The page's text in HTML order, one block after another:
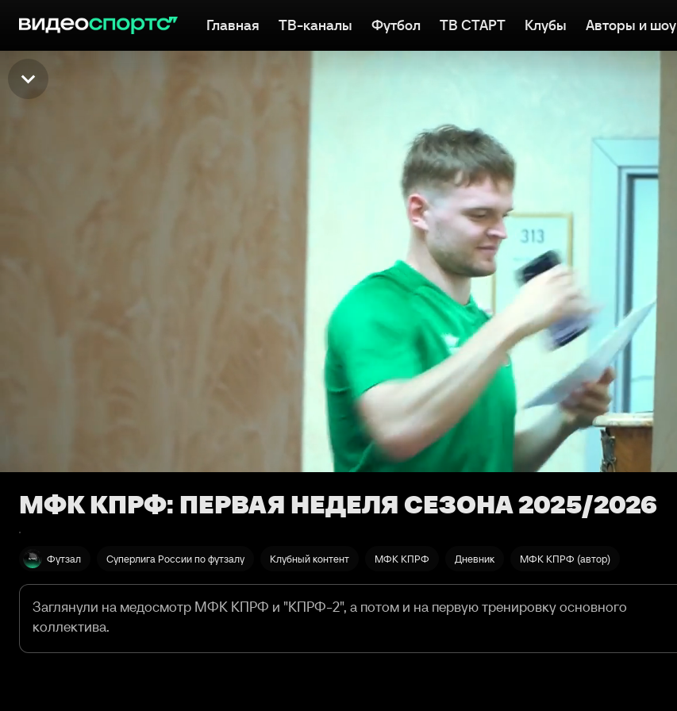
Главная ТВ-каналы Футбол ТВ СТАРТ Клубы Авторы и шоу
МФК КПРФ: ПЕРВАЯ НЕДЕЛЯ СЕЗОНА 2025/2026
Футзал Суперлига России по футзалу Клубный контент МФК КПРФ Дневник МФК КПРФ (автор)
Заглянули на медосмотр МФК КПРФ и "КПРФ-2", а потом и на первую тренировку основного
коллектива.